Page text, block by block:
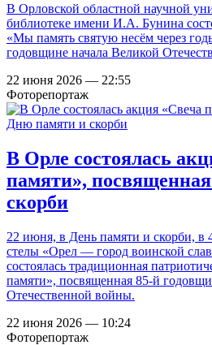
В Орловской областной научной
библиотеке имени И.А. Бунина
«Мы память святую несём через
годовщине начала Великой
22 июня 2026 — 22:55
Фоторепортаж
В Орле состоялась
памяти»,
скорби
22 июня, в День памяти и скорби, в
стелы «Орел — город воинской
состоялась традиционная
памяти», посвященная 85-й
Отечественной войны.
22 июня 2026 — 10:24
Фоторепортаж